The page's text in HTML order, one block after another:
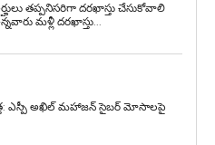
తప్పనిసరిగా దరఖాస్తు చేసుకోవాలి
మళ్లీ దరఖాస్తు...
అఖిల్ మహాజన్ సైబర్ మోసాలపై